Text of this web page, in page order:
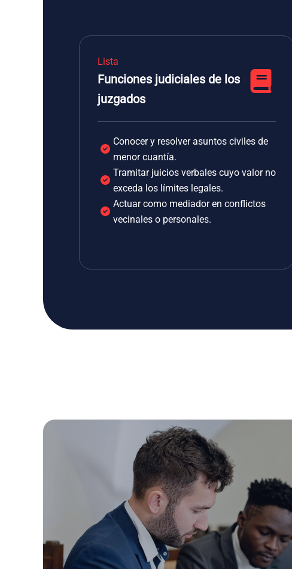
Lista
Funciones judiciales de los
juzgados
Conocer y resolver asuntos civiles de
menor cuantía.
Tramitar juicios verbales cuyo valor no
exceda los límites legales.
Actuar como mediador en conflictos
vecinales o personales.